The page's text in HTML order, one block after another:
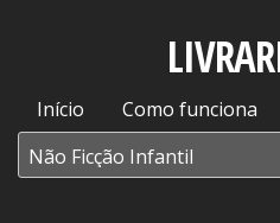
Início Como funciona